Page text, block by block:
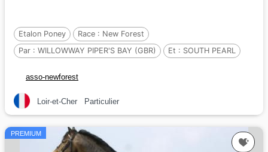
Etalon Poney Race : New Forest
Par : WILLOWWAY PIPER'S BAY (GBR) Et : SOUTH PEARL
asso-newforest
Loir-et-Cher Particulier
PREMIUM